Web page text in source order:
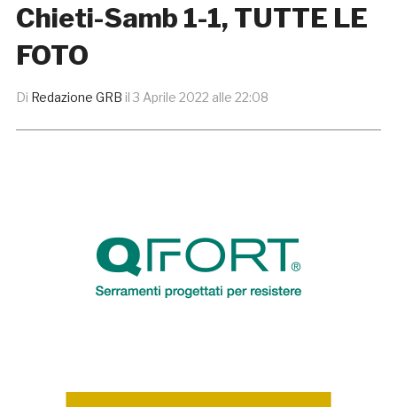
Chieti-Samb 1-1, TUTTE LE
FOTO
Di Redazione GRB il 3 Aprile 2022 alle 22:08